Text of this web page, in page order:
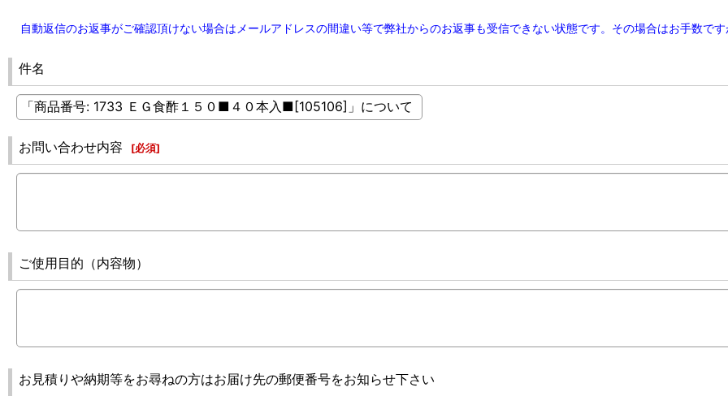
自動返信のお返事がご確認頂けない場合はメールアドレスの間違い等で弊社からのお返事も受信できない状態です。その場合はお手数です
件名
お問い合わせ内容 [必須]
ご使用目的（内容物）
お見積りや納期等をお尋ねの方はお届け先の郵便番号をお知らせ下さい